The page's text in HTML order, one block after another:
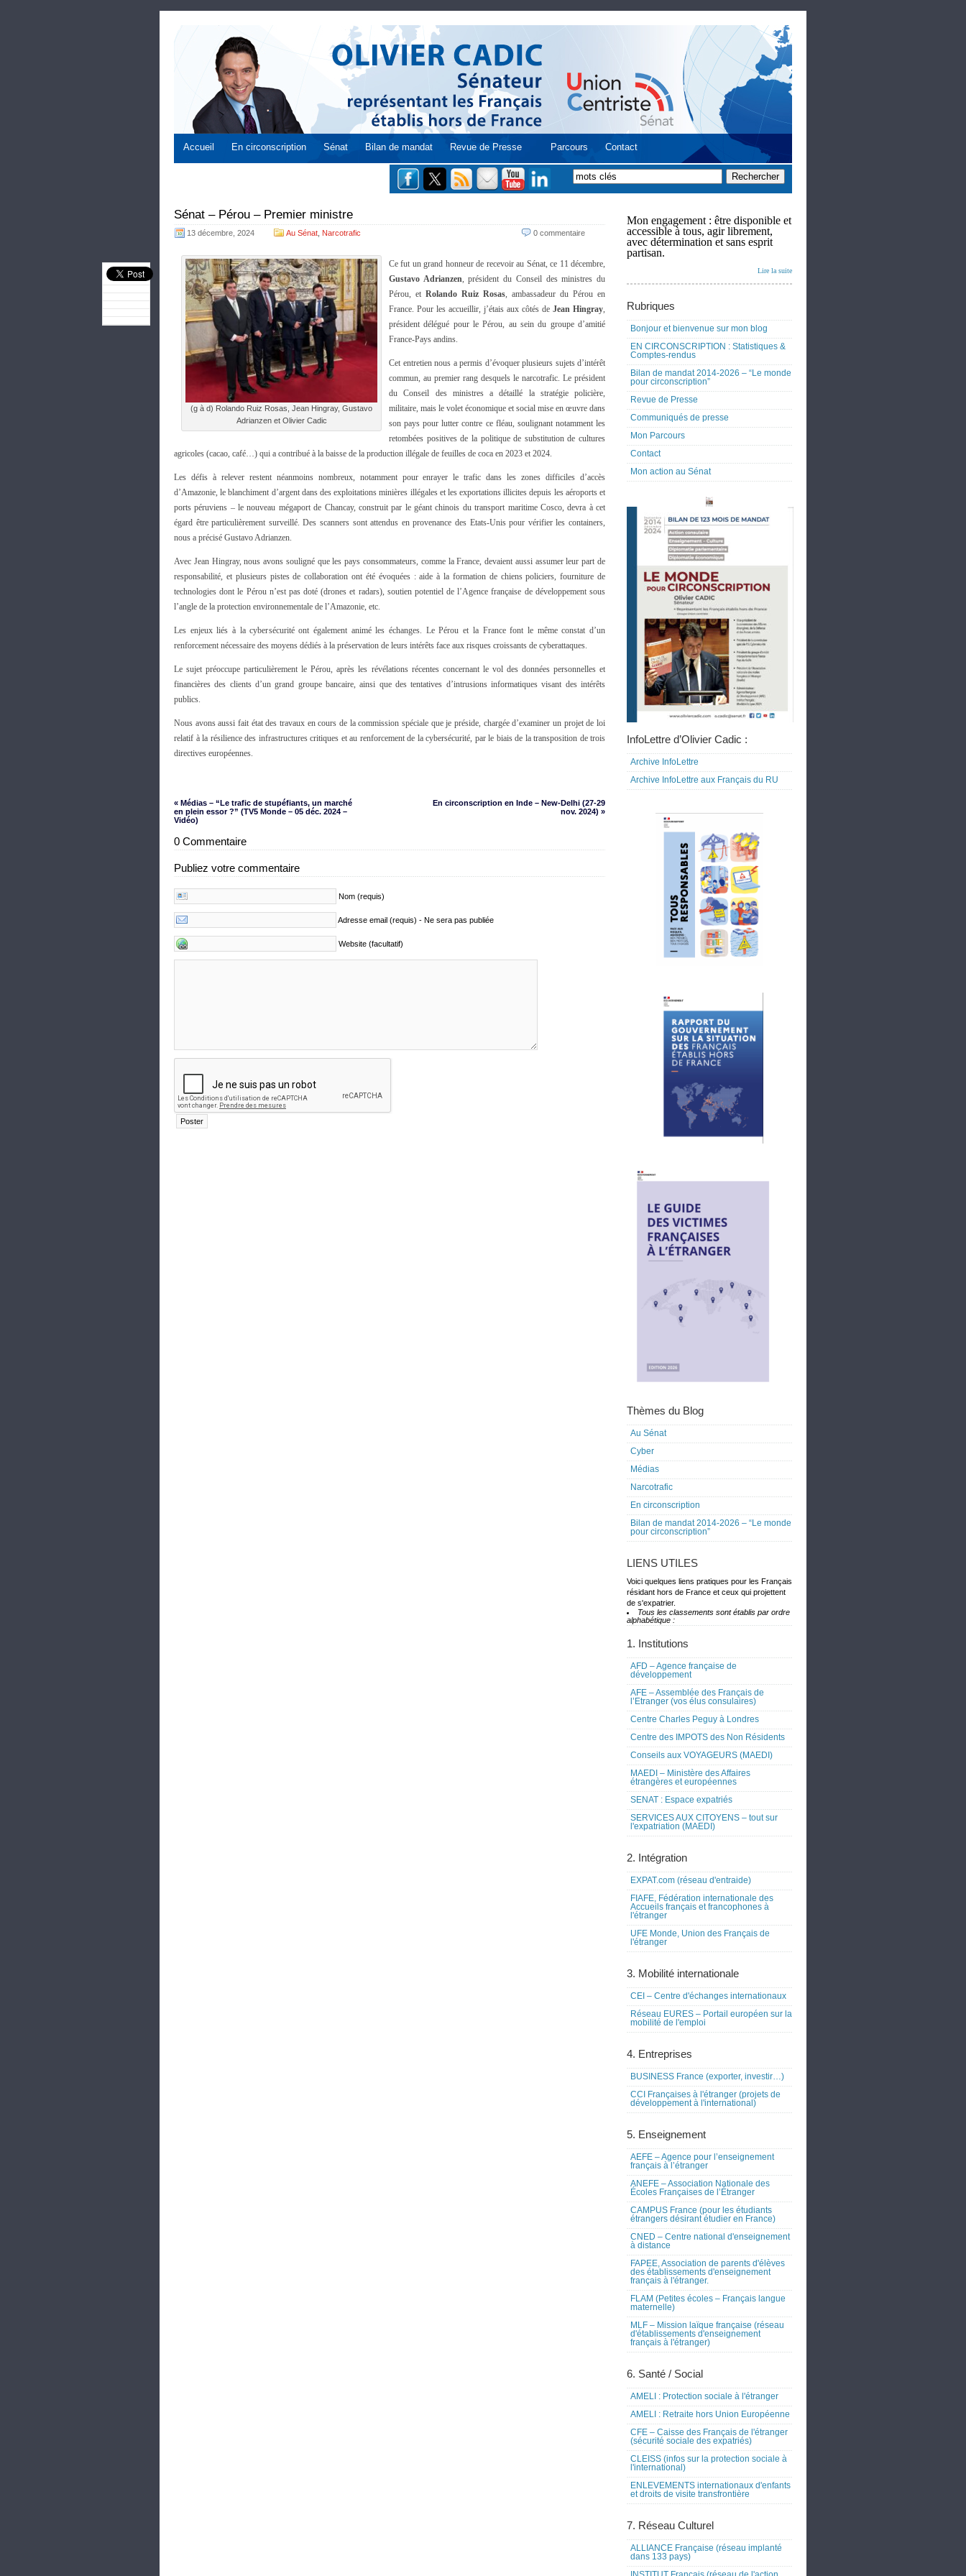
Accueil En circonscription Sénat Bilan de mandat Revue de Presse Parcours Contact
Sénat – Pérou – Premier ministre
13 décembre, 2024 Au Sénat Narcotrafic 0 commentaire
(g à d) Rolando Ruiz Rosas, Jean Hingray, Gustavo
Adrianzen et Olivier Cadic
Ce fut un grand honneur de recevoir au Sénat, ce 11 décembre,
Gustavo Adrianzen, président du Conseil des ministres du
Pérou, et Rolando Ruiz Rosas, ambassadeur du Pérou en
France. Pour les accueillir, j’étais aux côtés de Jean Hingray,
président délégué pour le Pérou, au sein du groupe d’amitié
France-Pays andins.
Cet entretien nous a permis d’évoquer plusieurs sujets d’intérêt
commun, au premier rang desquels le narcotrafic. Le président
du Conseil des ministres a détaillé la stratégie policière,
militaire, mais le volet économique et social mise en œuvre dans
son pays pour lutter contre ce fléau, soulignant notamment les
retombées positives de la politique de substitution de cultures
agricoles (cacao, café…) qui a contribué à la baisse de la production illégale de feuilles de coca en 2023 et 2024.
Les défis à relever restent néanmoins nombreux, notamment pour enrayer le trafic dans les zones difficiles d’accès
d’Amazonie, le blanchiment d’argent dans des exploitations minières illégales et les exportations illicites depuis les aéroports et
ports péruviens – le nouveau mégaport de Chancay, construit par le géant chinois du transport maritime Cosco, devra à cet
égard être particulièrement surveillé. Des scanners sont attendus en provenance des Etats-Unis pour vérifier les containers,
nous a précisé Gustavo Adrianzen.
Avec Jean Hingray, nous avons souligné que les pays consommateurs, comme la France, devaient aussi assumer leur part de
responsabilité, et plusieurs pistes de collaboration ont été évoquées : aide à la formation de chiens policiers, fourniture de
technologies dont le Pérou n’est pas doté (drones et radars), soutien potentiel de l’Agence française de développement sous
l’angle de la protection environnementale de l’Amazonie, etc.
Les enjeux liés à la cybersécurité ont également animé les échanges. Le Pérou et la France font le même constat d’un
renforcement nécessaire des moyens dédiés à la préservation de leurs intérêts face aux risques croissants de cyberattaques.
Le sujet préoccupe particulièrement le Pérou, après les révélations récentes concernant le vol des données personnelles et
financières des clients d’un grand groupe bancaire, ainsi que des tentatives d’intrusions informatiques visant des intérêts
publics.
Nous avons aussi fait état des travaux en cours de la commission spéciale que je préside, chargée d’examiner un projet de loi
relatif à la résilience des infrastructures critiques et au renforcement de la cybersécurité, par le biais de la transposition de trois
directives européennes.
« Médias – “Le trafic de stupéfiants, un marché
en plein essor ?” (TV5 Monde – 05 déc. 2024 –
Vidéo)
En circonscription en Inde – New-Delhi (27-29
nov. 2024) »
0 Commentaire
Publiez votre commentaire
Nom (requis)
Adresse email (requis) - Ne sera pas publiée
Website (facultatif)
Mon engagement : être disponible et
accessible à tous, agir librement,
avec détermination et sans esprit
partisan.
Lire la suite
Rubriques
Bonjour et bienvenue sur mon blog
EN CIRCONSCRIPTION : Statistiques &
Comptes-rendus
Bilan de mandat 2014-2026 – “Le monde
pour circonscription”
Revue de Presse
Communiqués de presse
Mon Parcours
Contact
Mon action au Sénat
InfoLettre d’Olivier Cadic :
Archive InfoLettre
Archive InfoLettre aux Français du RU
Thèmes du Blog
Au Sénat
Cyber
Médias
Narcotrafic
En circonscription
Bilan de mandat 2014-2026 – “Le monde
pour circonscription”
LIENS UTILES
Voici quelques liens pratiques pour les Français
résidant hors de France et ceux qui projettent
de s'expatrier.
Tous les classements sont établis par ordre
alphabétique :
1. Institutions
AFD – Agence française de
développement
AFE – Assemblée des Français de
l’Etranger (vos élus consulaires)
Centre Charles Peguy à Londres
Centre des IMPOTS des Non Résidents
Conseils aux VOYAGEURS (MAEDI)
MAEDI – Ministère des Affaires
étrangères et européennes
SENAT : Espace expatriés
SERVICES AUX CITOYENS – tout sur
l'expatriation (MAEDI)
2. Intégration
EXPAT.com (réseau d'entraide)
FIAFE, Fédération internationale des
Accueils français et francophones à
l'étranger
UFE Monde, Union des Français de
l'étranger
3. Mobilité internationale
CEI – Centre d'échanges internationaux
Réseau EURES – Portail européen sur la
mobilité de l'emploi
4. Entreprises
BUSINESS France (exporter, investir…)
CCI Françaises à l'étranger (projets de
développement à l'international)
5. Enseignement
AEFE – Agence pour l’enseignement
français à l’étranger
ANEFE – Association Nationale des
Écoles Françaises de l’Étranger
CAMPUS France (pour les étudiants
étrangers désirant étudier en France)
CNED – Centre national d'enseignement
à distance
FAPEE, Association de parents d'élèves
des établissements d'enseignement
français à l'étranger.
FLAM (Petites écoles – Français langue
maternelle)
MLF – Mission laïque française (réseau
d'établissements d'enseignement
français à l'étranger)
6. Santé / Social
AMELI : Protection sociale à l'étranger
AMELI : Retraite hors Union Européenne
CFE – Caisse des Français de l'étranger
(sécurité sociale des expatriés)
CLEISS (infos sur la protection sociale à
l'international)
ENLEVEMENTS internationaux d'enfants
et droits de visite transfrontière
7. Réseau Culturel
ALLIANCE Française (réseau implanté
dans 133 pays)